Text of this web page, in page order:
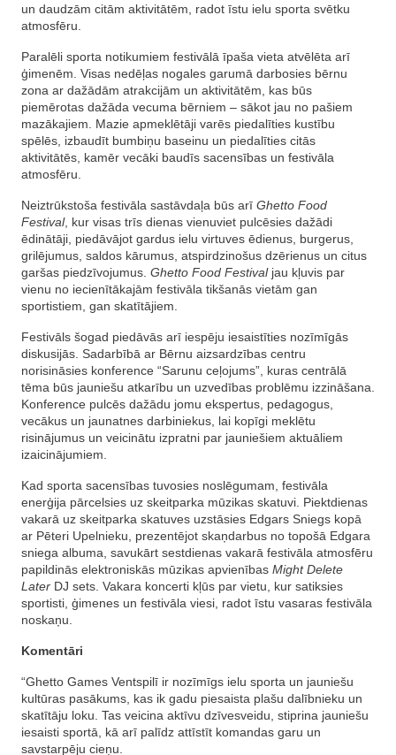
un daudzām citām aktivitātēm, radot īstu ielu sporta svētku
atmosfēru.
Paralēli sporta notikumiem festivālā īpaša vieta atvēlēta arī
ģimenēm. Visas nedēļas nogales garumā darbosies bērnu
zona ar dažādām atrakcijām un aktivitātēm, kas būs
piemērotas dažāda vecuma bērniem – sākot jau no pašiem
mazākajiem. Mazie apmeklētāji varēs piedalīties kustību
spēlēs, izbaudīt bumbiņu baseinu un piedalīties citās
aktivitātēs, kamēr vecāki baudīs sacensības un festivāla
atmosfēru.
Neiztrūkstoša festivāla sastāvdaļa būs arī Ghetto Food
Festival, kur visas trīs dienas vienuviet pulcēsies dažādi
ēdinātāji, piedāvājot gardus ielu virtuves ēdienus, burgerus,
grilējumus, saldos kārumus, atspirdzinošus dzērienus un citus
garšas piedzīvojumus. Ghetto Food Festivaljau kļuvis par
vienu no iecienītākajām festivāla tikšanās vietām gan
sportistiem, gan skatītājiem.
Festivāls šogad piedāvās arī iespēju iesaistīties nozīmīgās
diskusijās. Sadarbībā ar Bērnu aizsardzības centru
norisināsies konference “Sarunu ceļojums”, kuras centrālā
tēma būs jauniešu atkarību un uzvedības problēmu izzināšana.
Konference pulcēs dažādu jomu ekspertus, pedagogus,
vecākus un jaunatnes darbiniekus, lai kopīgi meklētu
risinājumus un veicinātu izpratni par jauniešiem aktuāliem
izaicinājumiem.
Kad sporta sacensības tuvosies noslēgumam, festivāla
enerģija pārcelsies uz skeitparka mūzikas skatuvi. Piektdienas
vakarā uz skeitparka skatuves uzstāsies Edgars Sniegs kopā
ar Pēteri Upelnieku, prezentējot skaņdarbus no topošā Edgara
sniega albuma, savukārt sestdienas vakarā festivāla atmosfēru
papildinās elektroniskās mūzikas apvienības Might Delete
Later DJ sets. Vakara koncerti kļūs par vietu, kur satiksies
sportisti, ģimenes un festivāla viesi, radot īstu vasaras festivāla
noskaņu.
Komentāri
“Ghetto Games Ventspilī ir nozīmīgs ielu sporta un jauniešu
kultūras pasākums, kas ik gadu piesaista plašu dalībnieku un
skatītāju loku. Tas veicina aktīvu dzīvesveidu, stiprina jauniešu
iesaisti sportā, kā arī palīdz attīstīt komandas garu un
savstarpēju cieņu.